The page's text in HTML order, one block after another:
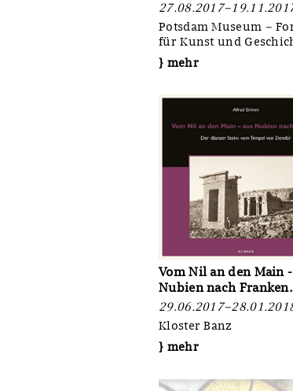
Potsdam Museum –
für Kunst und
} mehr
Vom Nil an den Main
Nubien nach Franken.
Kloster Banz
} mehr